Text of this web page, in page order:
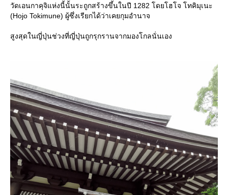
วัดเอนกาคุจิแห่งนี้นั้นระถูกสร้างขึ้นในปี 1282 โดยโฮโจ โทคิมุเนะ
(Hojo Tokimune) ผู้ซึ่งเรียกได้ว่าเคยกุมอำนาจ
สูงสุดในญี่ปุ่นช่วงที่ญี่ปุ่นถูกรุกรานจากมองโกลนั่นเอง